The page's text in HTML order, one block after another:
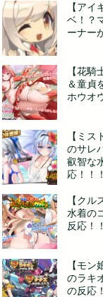
【アイ
ベ！？
ーナー
【花騎
＆童貞
ホウオ
【ミ
のサレ
叡智な
応！！！
【クル
水着の
反応！
【モ
のラキ
の反応